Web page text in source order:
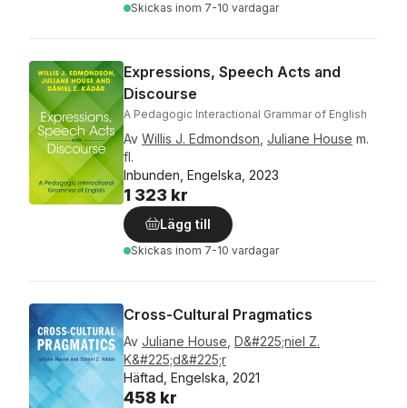
Skickas inom 7-10 vardagar
Expressions, Speech Acts and
Discourse
A Pedagogic Interactional Grammar of English
Av Willis J. Edmondson Juliane House m.
fl.
Inbunden, Engelska, 2023
1 323 kr
Lägg till
Skickas inom 7-10 vardagar
Cross-Cultural Pragmatics
Av Juliane House D&#225;niel Z.
K&#225;d&#225;r
Häftad, Engelska, 2021
458 kr